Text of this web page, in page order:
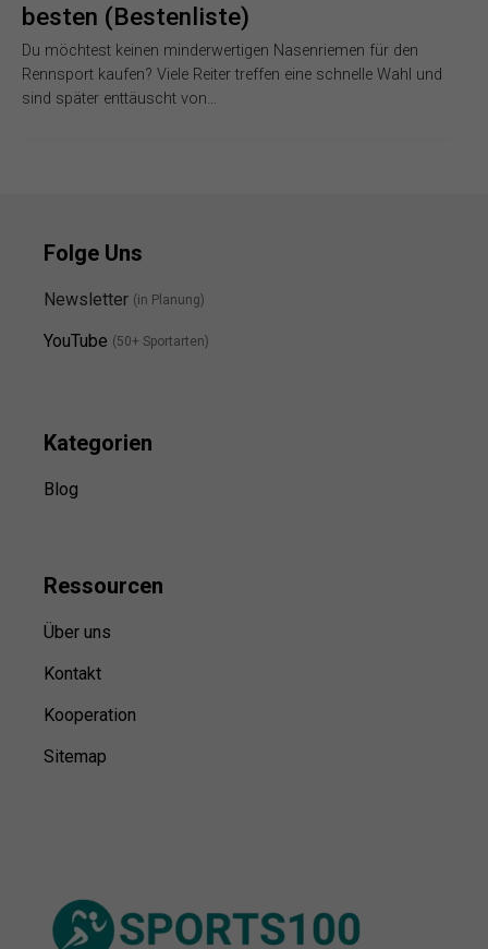
besten (Bestenliste)
Du möchtest keinen minderwertigen Nasenriemen für den
Rennsport kaufen? Viele Reiter treffen eine schnelle Wahl und
sind später enttäuscht von…
Folge Uns
Newsletter (in Planung)
YouTube (50+ Sportarten)
Kategorien
Blog
Ressourcen
Über uns
Kontakt
Kooperation
Sitemap